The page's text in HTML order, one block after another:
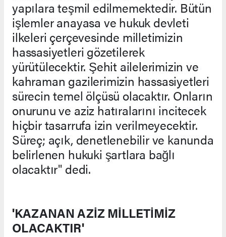
yapılara teşmil edilmemektedir. Bütün
işlemler anayasa ve hukuk devleti
ilkeleri çerçevesinde milletimizin
hassasiyetleri gözetilerek
yürütülecektir. Şehit ailelerimizin ve
kahraman gazilerimizin hassasiyetleri
sürecin temel ölçüsü olacaktır. Onların
onurunu ve aziz hatıralarını incitecek
hiçbir tasarrufa izin verilmeyecektir.
Süreç; açık, denetlenebilir ve kanunda
belirlenen hukuki şartlara bağlı
olacaktır" dedi.
'KAZANAN AZİZ MİLLETİMİZ
OLACAKTIR'